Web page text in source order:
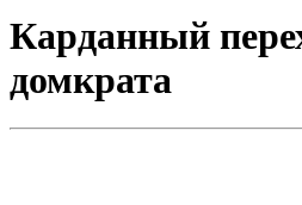
Карданный
домкрата